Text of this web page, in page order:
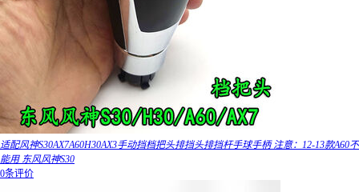
适配风神S30AX7A60H30AX3手动挡档把头排挡头排挡杆手球手柄 注意：12-13款A60不
能用 东风风神S30
0条评价